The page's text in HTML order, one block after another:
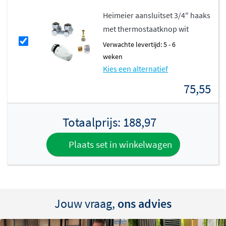
, biedt deze radiator jarenlang
betrouwbare prestaties. De radiator is voorzien van
ontluchting, aftapmogelijkheid en blindstoppen.
Thermrad staat sinds 1992 garant voor kwaliteit, design
en comfort, waardoor je verzekerd bent van een
verwarmingsbehoeften.
Heimeier aansluitset 3/4" haaks
met thermostaatknop wit
Verwachte levertijd: 5 - 6
weken
Kies een alternatief
75,55
Totaalprijs: 188,97
Plaats set in winkelwagen
Jouw vraag, ons advies